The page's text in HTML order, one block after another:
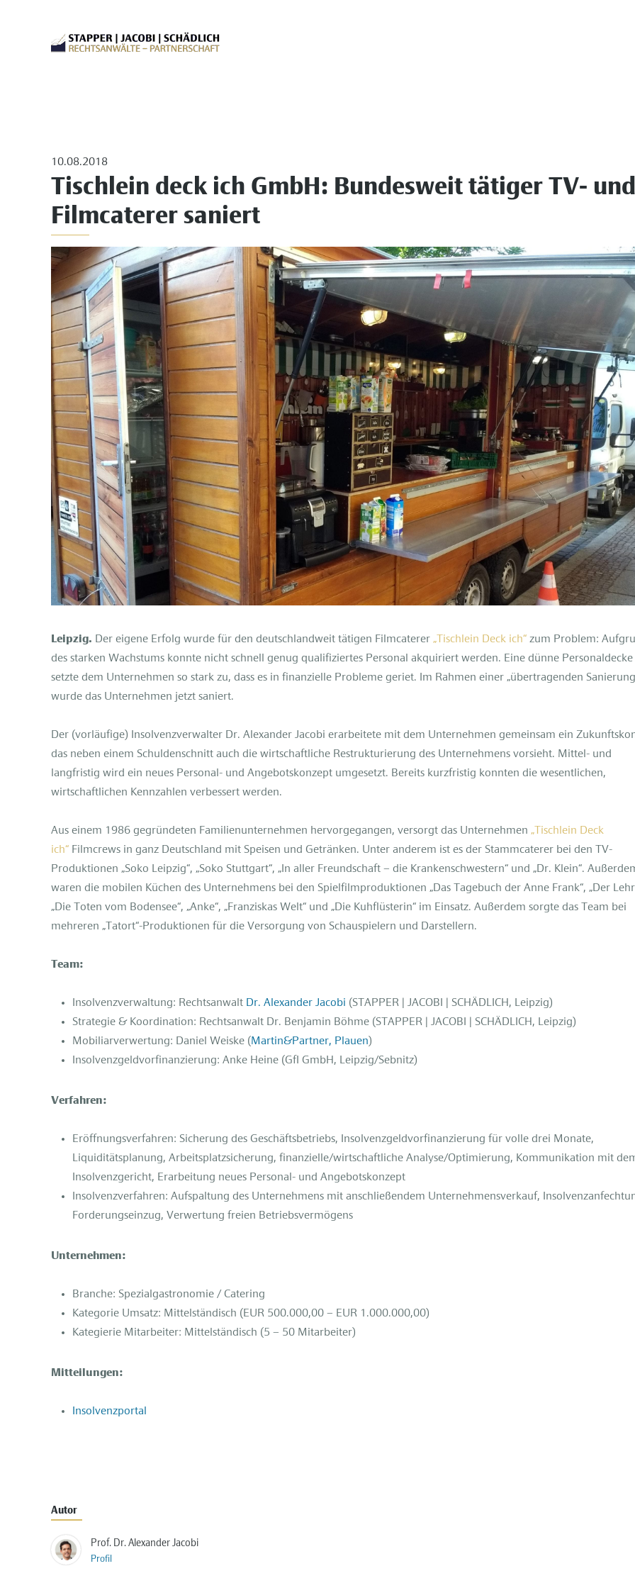
10.08.2018
Tischlein deck ich GmbH: Bundesweit tätiger TV- und
Filmcaterer saniert
Leipzig. Der eigene Erfolg wurde für den deutschlandweit tätigen Filmcaterer „Tischlein Deck ich“ zum Problem:
des starken Wachstums konnte nicht schnell genug qualifiziertes Personal akquiriert werden. Eine dünne Personaldecke
setzte dem Unternehmen so stark zu, dass es in finanzielle Probleme geriet. Im Rahmen einer „übertragenden
wurde das Unternehmen jetzt saniert.
Der (vorläufige) Insolvenzverwalter Dr. Alexander Jacobi erarbeitete mit dem Unternehmen gemeinsam ein
das neben einem Schuldenschnitt auch die wirtschaftliche Restrukturierung des Unternehmens vorsieht. Mittel- und
langfristig wird ein neues Personal- und Angebotskonzept umgesetzt. Bereits kurzfristig konnten die wesentlichen,
wirtschaftlichen Kennzahlen verbessert werden.
Aus einem 1986 gegründeten Familienunternehmen hervorgegangen, versorgt das Unternehmen „Tischlein Deck
ich“ Filmcrews in ganz Deutschland mit Speisen und Getränken. Unter anderem ist es der Stammcaterer bei den TV-
Produktionen „Soko Leipzig“, „Soko Stuttgart“, „In aller Freundschaft – die Krankenschwestern“ und „Dr. Klein“.
waren die mobilen Küchen des Unternehmens bei den Spielfilmproduktionen „Das Tagebuch der Anne Frank“, „Der
„Die Toten vom Bodensee“, „Anke“, „Franziskas Welt“ und „Die Kuhflüsterin“ im Einsatz. Außerdem sorgte das Team bei
mehreren „Tatort“-Produktionen für die Versorgung von Schauspielern und Darstellern.
Team:
Insolvenzverwaltung: Rechtsanwalt Dr. Alexander Jacobi (STAPPER | JACOBI | SCHÄDLICH, Leipzig)
Strategie & Koordination: Rechtsanwalt Dr. Benjamin Böhme (STAPPER | JACOBI | SCHÄDLICH, Leipzig)
Mobiliarverwertung: Daniel Weiske (Martin&Partner, Plauen)
Insolvenzgeldvorfinanzierung: Anke Heine (GfI GmbH, Leipzig/Sebnitz)
Verfahren:
Eröffnungsverfahren: Sicherung des Geschäftsbetriebs, Insolvenzgeldvorfinanzierung für volle drei Monate,
Liquiditätsplanung, Arbeitsplatzsicherung, finanzielle/wirtschaftliche Analyse/Optimierung, Kommunikation mit
Insolvenzgericht, Erarbeitung neues Personal- und Angebotskonzept
Insolvenzverfahren: Aufspaltung des Unternehmens mit anschließendem Unternehmensverkauf,
Forderungseinzug, Verwertung freien Betriebsvermögens
Unternehmen:
Branche: Spezialgastronomie / Catering
Kategorie Umsatz: Mittelständisch (EUR 500.000,00 – EUR 1.000.000,00)
Kategierie Mitarbeiter: Mittelständisch (5 – 50 Mitarbeiter)
Mitteilungen:
Insolvenzportal
Autor
Prof. Dr. Alexander Jacobi
Profil